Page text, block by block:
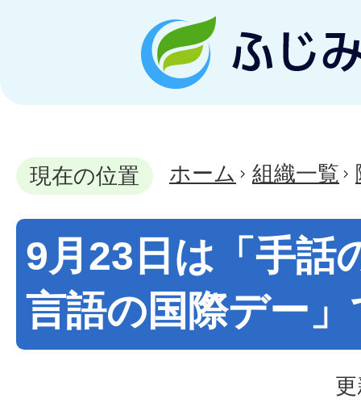
現在の位置 ホーム 組織一覧
9月23日は「手話
言語の国際デー